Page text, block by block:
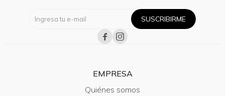
SUSCRIBIRME
 
EMPRESA
Quiénes somos